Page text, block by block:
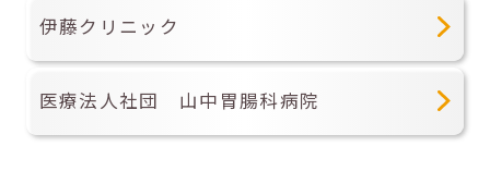
伊藤クリニック
医療法人社団 山中胃腸科病院